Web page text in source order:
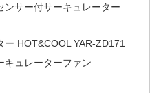
ンサー付サーキュレーター
HOT&COOL YAR-ZD171
キュレーターファン